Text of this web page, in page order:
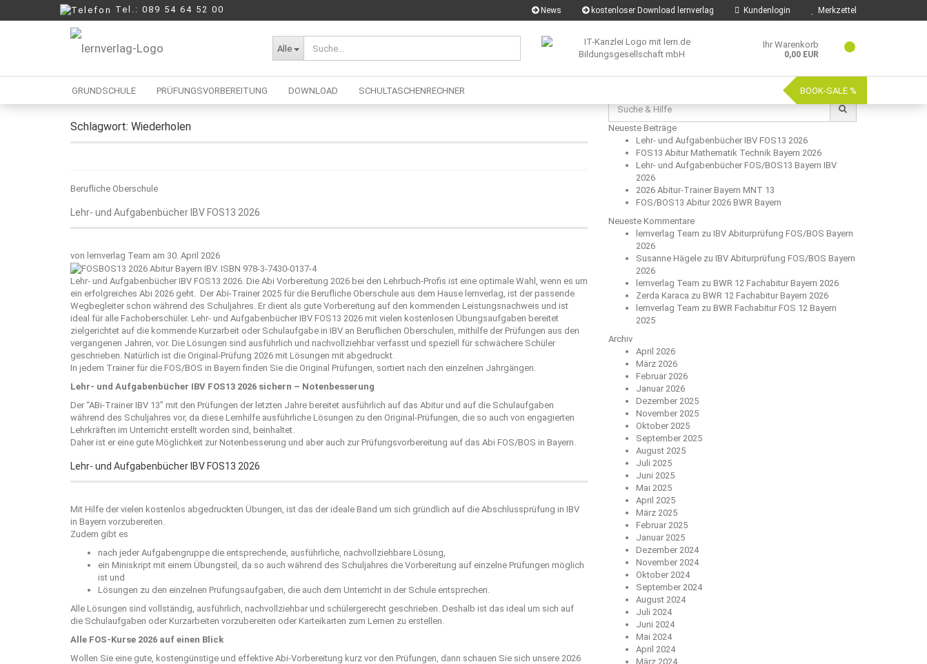
News kostenloser Download lernverlag Kundenlogin Merkzettel
Tel.: 089 54 64 52 00
Alle Ihr Warenkorb
0,00 EUR
GRUNDSCHULE PRÜFUNGSVORBEREITUNG
Berufliche Oberschule
DOWNLOAD SCHULTASCHENRECHNER BOOK-SALE %
lernverlag Blog
Schlagwort: Wiederholen
Berufliche Oberschule
Lehr- und Aufgabenbücher IBV FOS13 2026
von lernverlag Team am 30. April 2026
Lehr- und Aufgabenbücher IBV FOS13 2026. Die Abi Vorbereitung 2026 bei den Lehrbuch-Profis ist eine optimale Wahl, wenn es um
ein erfolgreiches Abi 2026 geht. Der Abi-Trainer 2025 für die Berufliche Oberschule aus dem Hause lernverlag , ist der passende
Wegbegleiter schon während des Schuljahres. Er dient als gute Vorbereitung auf den kommenden Leistungsnachweis und ist
ideal für alle Fachoberschüler. Lehr- und Aufgabenbücher IBV FOS13 2026 mit vielen kostenlosen Übungsaufgaben bereitet
zielgerichtet auf die kommende Kurzarbeit oder Schulaufgabe in IBV an Beruflichen Oberschulen, mithilfe der Prüfungen aus den
vergangenen Jahren, vor. Die Lösungen sind ausführlich und nachvollziehbar verfasst und speziell für schwächere Schüler
geschrieben. Natürlich ist die Original-Prüfung 2026 mit Lösungen mit abgedruckt.
In jedem Trainer für die FOS/BOS in Bayern finden Sie die Original Prüfungen, sortiert nach den einzelnen Jahrgängen.
Lehr- und Aufgabenbücher IBV FOS13 2026 sichern – Notenbesserung
Der “ABi-Trainer IBV 13” mit den Prüfungen der letzten Jahre bereitet ausführlich auf das Abitur und auf die Schulaufgaben
während des Schuljahres vor, da diese Lernhilfe ausführliche Lösungen zu den Original-Prüfungen, die so auch von engagierten
Lehrkräften im Unterricht erstellt worden sind, beinhaltet.
Daher ist er eine gute Möglichkeit zur Notenbesserung und aber auch zur Prüfungsvorbereitung auf das Abi FOS/BOS in Bayern.
Lehr- und Aufgabenbücher IBV FOS13 2026
Mit Hilfe der vielen kostenlos abgedruckten Übungen, ist das der ideale Band um sich gründlich auf die Abschlussprüfung in IBV
in Bayern vorzubereiten.
Zudem gibt es
nach jeder Aufgabengruppe die entsprechende, ausführliche, nachvollziehbare Lösung,
ein Miniskript mit einem Übungsteil, da so auch während des Schuljahres die Vorbereitung auf einzelne Prüfungen möglich
ist und
Lösungen zu den einzelnen Prüfungsaufgaben, die auch dem Unterricht in der Schule entsprechen.
Alle Lösungen sind vollständig, ausführlich, nachvollziehbar und schülergerecht geschrieben. Deshalb ist das ideal um sich auf
die Schulaufgaben oder Kurzarbeiten vorzubereiten oder Karteikarten zum Lernen zu erstellen.
Alle FOS-Kurse 2026 auf einen Blick
Wollen Sie eine gute, kostengünstige und effektive Abi-Vorbereitung kurz vor den Prüfungen, dann schauen Sie sich unsere 2026
für:
Neueste Beiträge
Lehr- und Aufgabenbücher IBV FOS13 2026
FOS13 Abitur Mathematik Technik Bayern 2026
Lehr- und Aufgabenbücher FOS/BOS13 Bayern IBV
2026
2026 Abitur-Trainer Bayern MNT 13
FOS/BOS13 Abitur 2026 BWR Bayern
Neueste Kommentare
lernverlag Team zu IBV Abiturprüfung FOS/BOS Bayern
2026
Susanne Hägele zu IBV Abiturprüfung FOS/BOS Bayern
2026
lernverlag Team zu BWR 12 Fachabitur Bayern 2026
Zerda Karaca zu BWR 12 Fachabitur Bayern 2026
lernverlag Team zu BWR Fachabitur FOS 12 Bayern
2025
Archiv
April 2026
März 2026
Februar 2026
Januar 2026
Dezember 2025
November 2025
Oktober 2025
September 2025
August 2025
Juli 2025
Juni 2025
Mai 2025
April 2025
März 2025
Februar 2025
Januar 2025
Dezember 2024
November 2024
Oktober 2024
September 2024
August 2024
Juli 2024
Juni 2024
Mai 2024
April 2024
März 2024